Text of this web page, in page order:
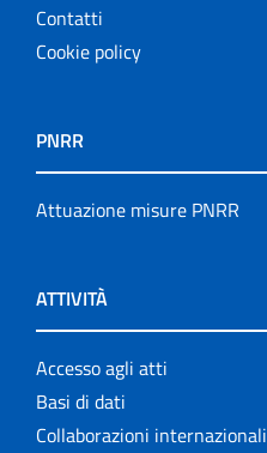
Contatti
Cookie policy
PNRR
Attuazione misure PNRR
ATTIVITÀ
Accesso agli atti
Basi di dati
Collaborazioni internazionali